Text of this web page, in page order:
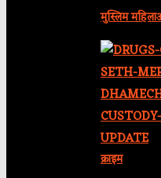
मुस्लिम
क्राइम